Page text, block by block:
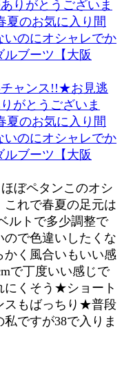
ャンス!!★お見逃
がとうございま
のお気に入り間
のにオシャレでか
ブーツ【大阪
ぼペタンこのオシ
これで春夏の足元は
ルトで多少調整で
ので色違いしたくな
かく風合いもいい感
で丁度いい感じで
にくそう★ショート
スもばっちり★普段
ですが38で入りま